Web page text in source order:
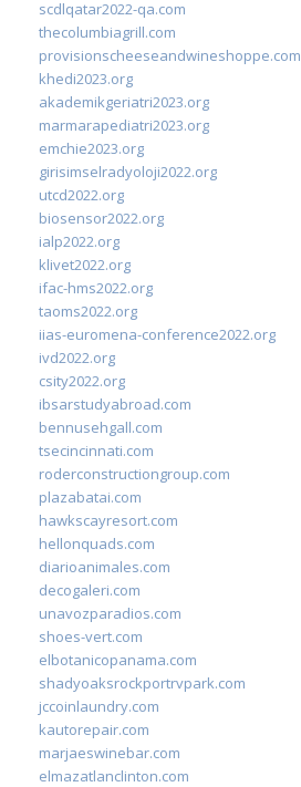
scdlqatar2022-qa.com
thecolumbiagrill.com
provisionscheeseandwineshoppe.com
khedi2023.org
akademikgeriatri2023.org
marmarapediatri2023.org
emchie2023.org
girisimselradyoloji2022.org
utcd2022.org
biosensor2022.org
ialp2022.org
klivet2022.org
ifac-hms2022.org
taoms2022.org
iias-euromena-conference2022.org
ivd2022.org
csity2022.org
ibsarstudyabroad.com
bennusehgall.com
tsecincinnati.com
roderconstructiongroup.com
plazabatai.com
hawkscayresort.com
hellonquads.com
diarioanimales.com
decogaleri.com
unavozparadios.com
shoes-vert.com
elbotanicopanama.com
shadyoaksrockportrvpark.com
jccoinlaundry.com
kautorepair.com
marjaeswinebar.com
elmazatlanclinton.com